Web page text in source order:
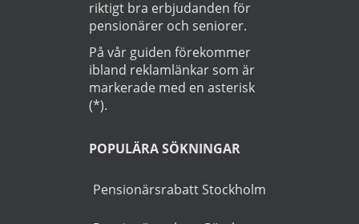
Startsida
OM GUIDEN
största guiden för att hitta
riktigt bra erbjudanden för